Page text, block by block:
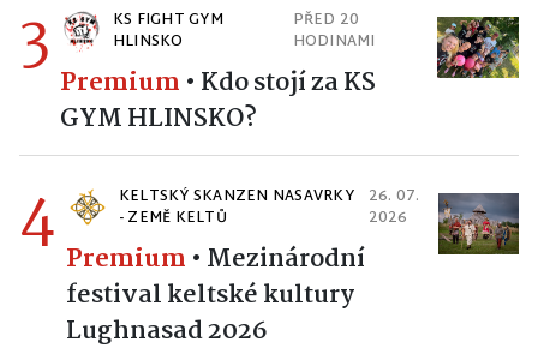
3
KS FIGHT GYM
HLINSKO
PŘED 20
HODINAMI
Premium • Kdo stojí za KS
GYM HLINSKO?
4
KELTSKÝ SKANZEN NASAVRKY
- ZEMĚ KELTŮ
26. 07.
2026
Premium • Mezinárodní
festival keltské kultury
Lughnasad 2026